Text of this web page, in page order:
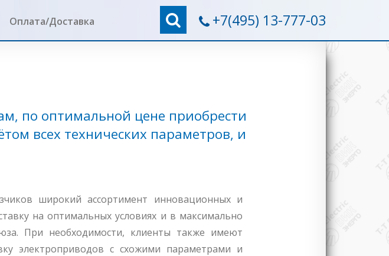
Оплата/Доставка +7(495) 13-777-03
по оптимальной цене приобрести
всех технических параметров, и
широкий ассортимент инновационных и
на оптимальных условиях и в максимально
При необходимости, клиенты также имеют
электроприводов с схожими параметрами и